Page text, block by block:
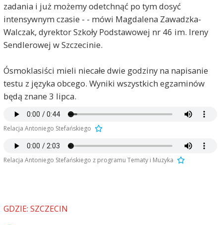
zadania i już możemy odetchnąć po tym dosyć
intensywnym czasie - - mówi Magdalena Zawadzka-
Walczak, dyrektor Szkoły Podstawowej nr 46 im. Ireny
Sendlerowej w Szczecinie.
Ósmoklasiści mieli niecałe dwie godziny na napisanie
testu z języka obcego. Wyniki wszystkich egzaminów
będą znane 3 lipca.
Relacja Antoniego Stefańskiego
Relacja Antoniego Stefańskiego z programu Tematy i Muzyka
GDZIE: SZCZECIN